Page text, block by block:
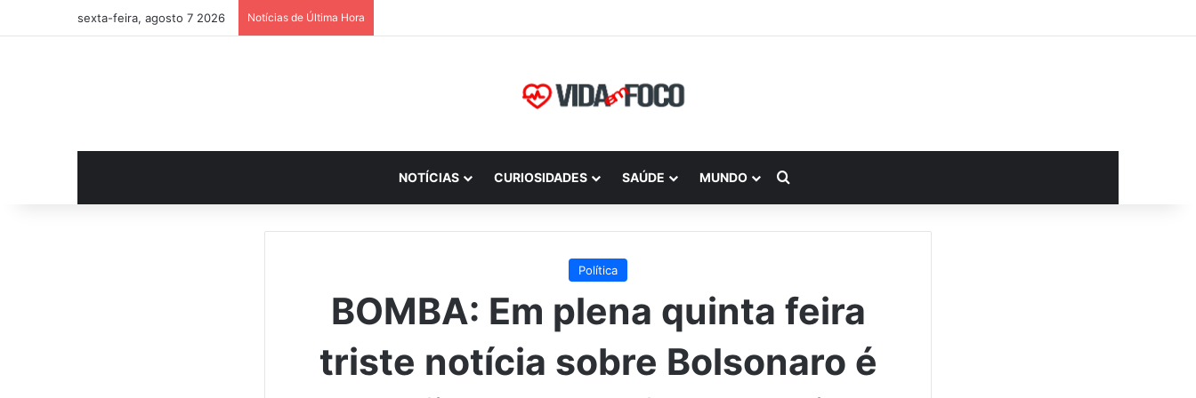
sexta-feira, agosto 7 2026 Notícias de Última Hora
NOTÍCIAS CURIOSIDADES SAÚDE MUNDO
Política
BOMBA: Em plena quinta feira
triste notícia sobre Bolsonaro é